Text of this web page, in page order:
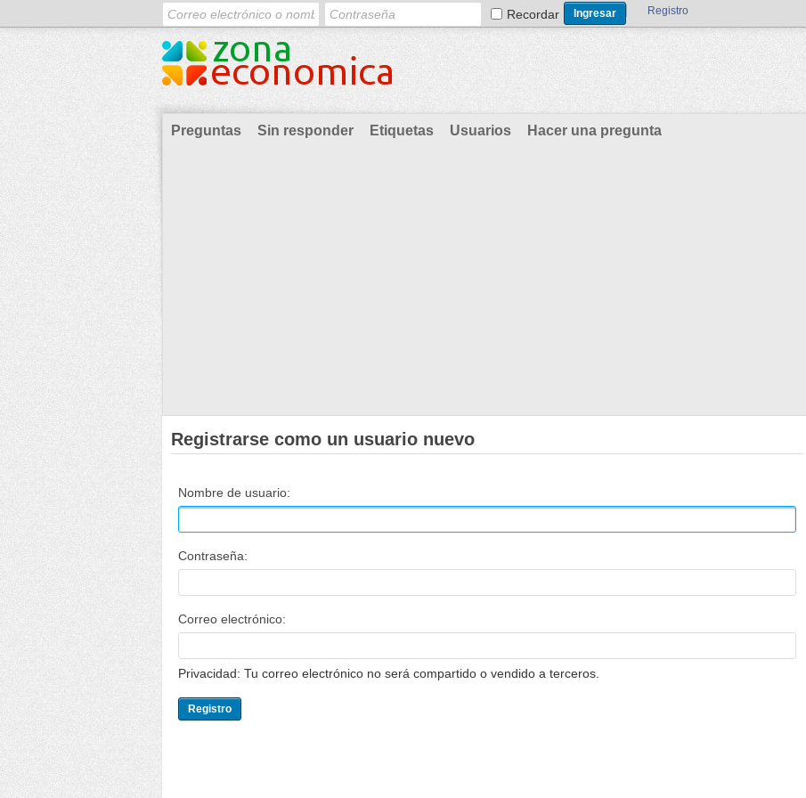
Recordar Registro
Preguntas Sin responder Etiquetas Usuarios Hacer una pregunta
Registrarse como un usuario nuevo
Nombre de usuario:
Contraseña:
Correo electrónico:
Privacidad: Tu correo electrónico no será compartido o vendido a terceros.